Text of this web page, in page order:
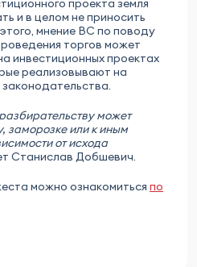
проекта земля
и в целом не приносить
мнение ВС по поводу
торгов может
инвестиционных проектах
реализовывают на
может
заморозке или к иным
от исхода
Станислав Добшевич.
можно ознакомиться по